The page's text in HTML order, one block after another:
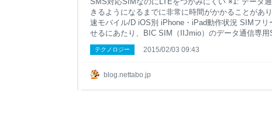
blog.nettabo.jp
きるようになるまでに非常に時間がかかることがあ
速モバイル/D iOS別 iPhone・iPad動作状況 SIMフリ
せるにあたり、BIC SIM（IIJmio）のデータ通信専
に時間がかかるとのことなので、SMS対応SIMにし
機能は使えないため、電波つかむためだけのSMS対
り、3Gで何時間も待ってもLTEにならないという状
テクノロジー 2015/02/03 09:43